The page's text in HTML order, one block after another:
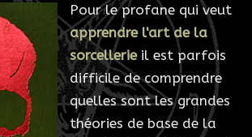
Pour le profane qui veut
apprendre l'art de la
sorcellerieil est parfois
difficile de comprendre
quelles sont les grandes
théories de base de la